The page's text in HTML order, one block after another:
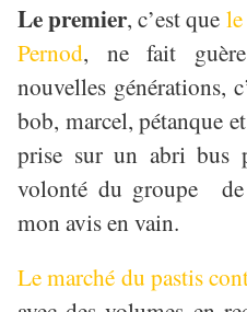
Le premier, c’est que
Pernod, ne fait
nouvelles générations,
bob, marcel, pétanque
prise sur un abri bus
volonté du groupe
mon avis en vain.
Le marché du pastis